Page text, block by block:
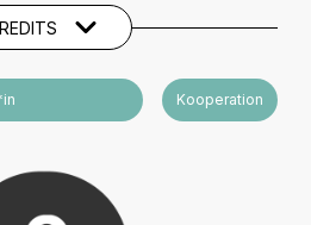
Kooperation